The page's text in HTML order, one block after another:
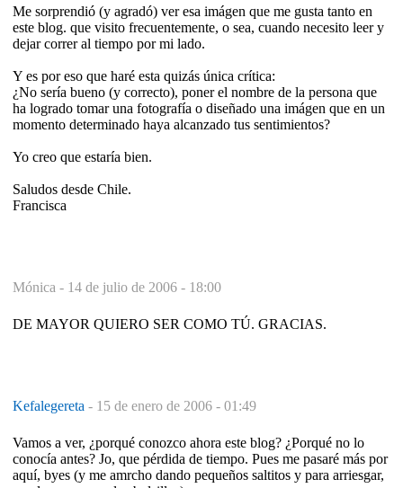
Me sorprendió (y agradó) ver esa imágen que me gusta tanto en
este blog. que visito frecuentemente, o sea, cuando necesito leer y
dejar correr al tiempo por mi lado.
Y es por eso que haré esta quizás única crítica:
¿No sería bueno (y correcto), poner el nombre de la persona que
ha logrado tomar una fotografía o diseñado una imágen que en un
momento determinado haya alcanzado tus sentimientos?
Yo creo que estaría bien.
Saludos desde Chile.
Francisca
Mónica - 14 de julio de 2006 - 18:00
DE MAYOR QUIERO SER COMO TÚ. GRACIAS.
Kefalegereta - 15 de enero de 2006 - 01:49
Vamos a ver, ¿porqué conozco ahora este blog? ¿Porqué no lo
conocía antes? Jo, que pérdida de tiempo. Pues me pasaré más por
aquí, byes (y me amrcho dando pequeños saltitos y para arriesgar,